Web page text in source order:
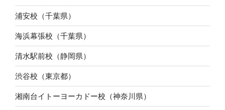
浦安校（千葉県）
海浜幕張校（千葉県）
清水駅前校（静岡県）
渋谷校（東京都）
湘南台イトーヨーカドー校（神奈川県）